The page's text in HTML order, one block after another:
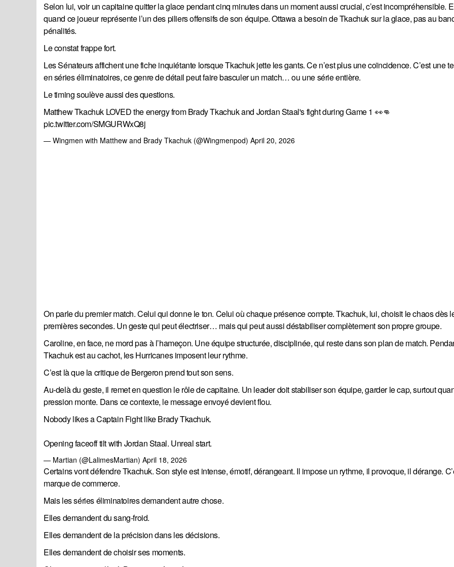
Selon lui, voir un capitaine quitter la glace pendant cinq minutes dans un moment aussi crucial, c’est incompréhensible.
quand ce joueur représente l’un des piliers offensifs de son équipe. Ottawa a besoin de Tkachuk sur la glace, pas au
pénalités.
Le constat frappe fort.
Les Sénateurs affichent une fiche inquiétante lorsque Tkachuk jette les gants. Ce n’est plus une coïncidence. C’est une
en séries éliminatoires, ce genre de détail peut faire basculer un match… ou une série entière.
Le timing soulève aussi des questions.
Matthew Tkachuk LOVED the energy from Brady Tkachuk and Jordan Staal's fight during Game 1 👀👊
pic.twitter.com/SMGURWxQ8j
— Wingmen with Matthew and Brady Tkachuk (@Wingmenpod) April 20, 2026
On parle du premier match. Celui qui donne le ton. Celui où chaque présence compte. Tkachuk, lui, choisit le chaos dès
premières secondes. Un geste qui peut électriser… mais qui peut aussi déstabiliser complètement son propre groupe.
Caroline, en face, ne mord pas à l’hameçon. Une équipe structurée, disciplinée, qui reste dans son plan de match.
Tkachuk est au cachot, les Hurricanes imposent leur rythme.
C’est là que la critique de Bergeron prend tout son sens.
Au-delà du geste, il remet en question le rôle de capitaine. Un leader doit stabiliser son équipe, garder le cap, surtout
pression monte. Dans ce contexte, le message envoyé devient flou.
Nobody likes a Captain Fight like Brady Tkachuk.
Opening faceoff tilt with Jordan Staal. Unreal start.
— Martian (@LalimesMartian) April 18, 2026
Certains vont défendre Tkachuk. Son style est intense, émotif, dérangeant. Il impose un rythme, il provoque, il dérange.
marque de commerce.
Mais les séries éliminatoires demandent autre chose.
Elles demandent du sang-froid.
Elles demandent de la précision dans les décisions.
Elles demandent de choisir ses moments.